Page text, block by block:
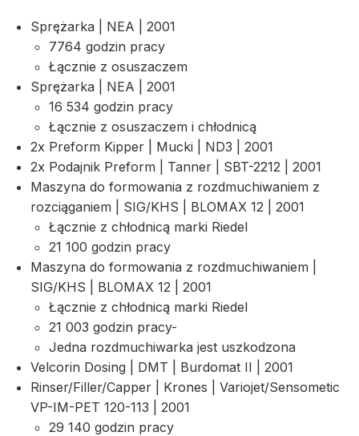
Sprężarka | NEA | 2001
7764 godzin pracy
Łącznie z osuszaczem
Sprężarka | NEA | 2001
16 534 godzin pracy
Łącznie z osuszaczem i chłodnicą
2x Preform Kipper | Mucki | ND3 | 2001
2x Podajnik Preform | Tanner | SBT-2212 | 2001
Maszyna do formowania z rozdmuchiwaniem z
rozciąganiem | SIG/KHS | BLOMAX 12 | 2001
Łącznie z chłodnicą marki Riedel
21 100 godzin pracy
Maszyna do formowania z rozdmuchiwaniem |
SIG/KHS | BLOMAX 12 | 2001
Łącznie z chłodnicą marki Riedel
21 003 godzin pracy-
Jedna rozdmuchiwarka jest uszkodzona
Velcorin Dosing | DMT | Burdomat II | 2001
Rinser/Filler/Capper | Krones | Variojet/Sensometic
VP-IM-PET 120-113 | 2001
29 140 godzin pracy